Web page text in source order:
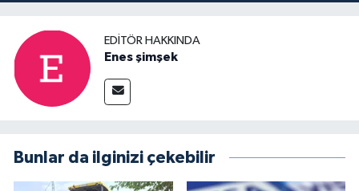
EDITÖR HAKKINDA
Enes şimşek
Bunlar da ilginizi çekebilir